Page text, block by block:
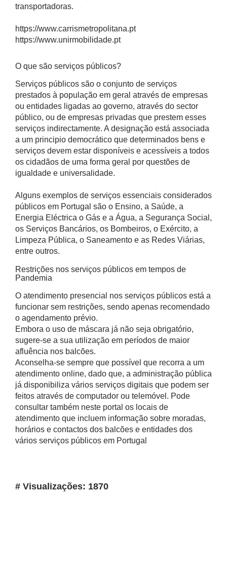
transportadoras.
https://www.carrismetropolitana.pt
https://www.unirmobilidade.pt
O que são serviços públicos?
Serviços públicos são o conjunto de serviços
prestados à população em geral através de empresas
ou entidades ligadas ao governo, através do sector
público, ou de empresas privadas que prestem esses
serviços indirectamente. A designação está associada
a um principio democrático que determinados bens e
serviços devem estar disponíveis e acessíveis a todos
os cidadãos de uma forma geral por questões de
igualdade e universalidade.
Alguns exemplos de serviços essenciais considerados
públicos em Portugal são o Ensino, a Saúde, a
Energia Eléctrica o Gás e a Água, a Segurança Social,
os Serviços Bancários, os Bombeiros, o Exército, a
Limpeza Pública, o Saneamento e as Redes Viárias,
entre outros.
Restrições nos serviços públicos em tempos de
Pandemia
O atendimento presencial nos serviços públicos está a
funcionar sem restrições, sendo apenas recomendado
o agendamento prévio.
Embora o uso de máscara já não seja obrigatório,
sugere-se a sua utilização em períodos de maior
afluência nos balcões.
Aconselha-se sempre que possível que recorra a um
atendimento online, dado que, a administração pública
já disponibiliza vários serviços digitais que podem ser
feitos através de computador ou telemóvel. Pode
consultar também neste portal os locais de
atendimento que incluem informação sobre moradas,
horários e contactos dos balcões e entidades dos
vários serviços públicos em Portugal
# Visualizações: 1870